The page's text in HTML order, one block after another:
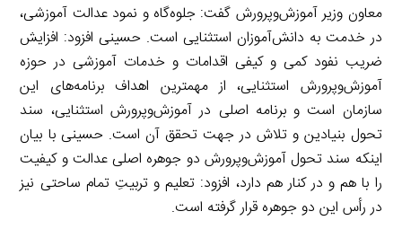
معاون وزیر آموزش‌وپرورش گفت: جلوه‌گاه و نمود عدالت آموزشی،
در خدمت به دانش‌آموزان استثنایی است. حسینی افزود: افزایش
ضریب نفود کمی و کیفی اقدامات و خدمات آموزشی در حوزه
آموزش‌وپرورش استثنایی، از مهمترین اهداف برنامه‌های این
سازمان است و برنامه اصلی در آموزش‌وپرورش استثنایی، سند
تحول بنیادین و تلاش در جهت تحقق آن است. حسینی با بیان
اینکه سند تحول آموزش‌وپرورش دو جوهره اصلی عدالت و کیفیت
را با هم و در کنار هم دارد، افزود: تعلیم و تربیتِ تمام ساحتی نیز
در رأس این دو جوهره قرار گرفته است.